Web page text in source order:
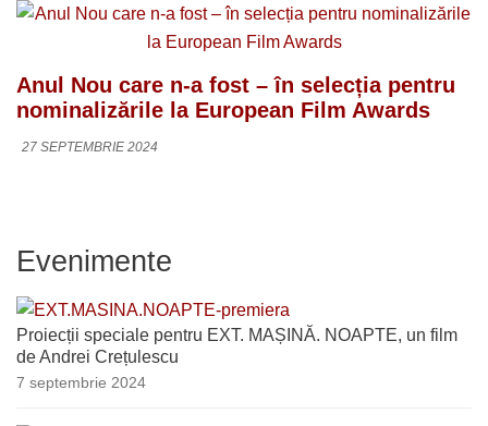
Anul Nou care n-a fost – în selecția pentru
nominalizările la European Film Awards
27 SEPTEMBRIE 2024
Evenimente
Proiecții speciale pentru EXT. MAȘINĂ. NOAPTE, un film
de Andrei Crețulescu
7 septembrie 2024